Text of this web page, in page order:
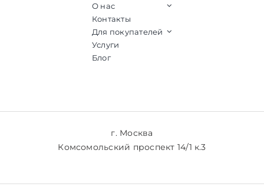
О нас
Контакты
Для покупателей
Услуги
Блог
г. Москва
Комсомольский проспект 14/1 к.3